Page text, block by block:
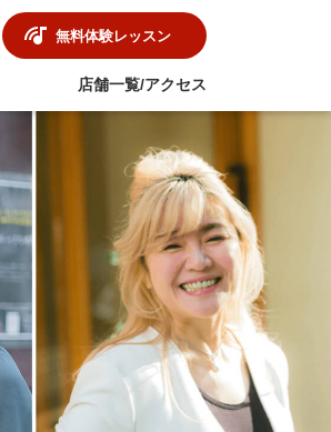
無料体験レッスン
店舗一覧/アクセス